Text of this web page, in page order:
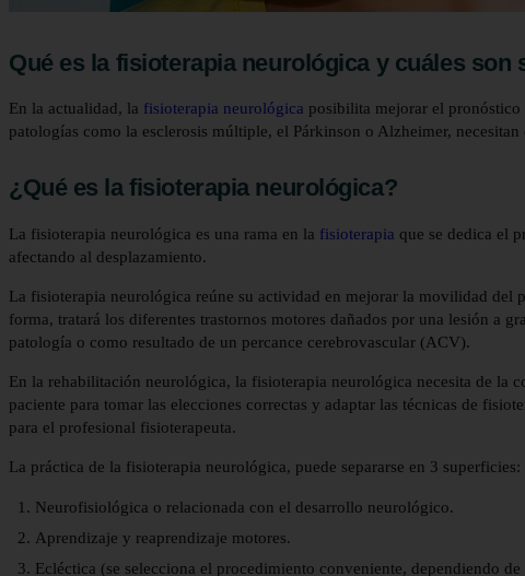
Qué es la fisioterapia neurológica y cuáles son
En la actualidad, la fisioterapia neurológica posibilita mejorar el
patologías como la esclerosis múltiple, el Párkinson o Alzheimer, necesitan
¿Qué es la fisioterapia neurológica?
La fisioterapia neurológica es una rama en la fisioterapia que se dedica el
afectando al desplazamiento.
La fisioterapia neurológica reúne su actividad en mejorar la movilidad del
forma, tratará los diferentes trastornos motores dañados por una lesión a
patología o como resultado de un percance cerebrovascular (ACV).
En la rehabilitación neurológica, la fisioterapia neurológica necesita de la
paciente para tomar las elecciones correctas y adaptar las técnicas de
para el profesional fisioterapeuta.
La práctica de la fisioterapia neurológica, puede separarse en 3 superficies:
Neurofisiológica o relacionada con el desarrollo neurológico.
Aprendizaje y reaprendizaje motores.
Ecléctica (se selecciona el procedimiento conveniente, dependiendo de